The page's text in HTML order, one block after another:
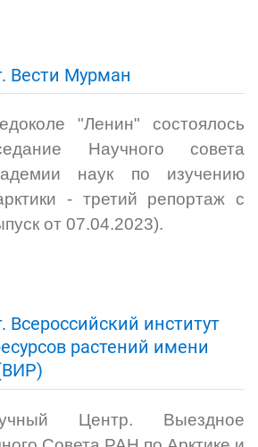
Вести Мурман
"Ленин" состоялось
Научного совета
наук по изучению
- третий репортаж с
от 07.04.2023).
Всероссийский институт
растений имени
Центр. Выездное